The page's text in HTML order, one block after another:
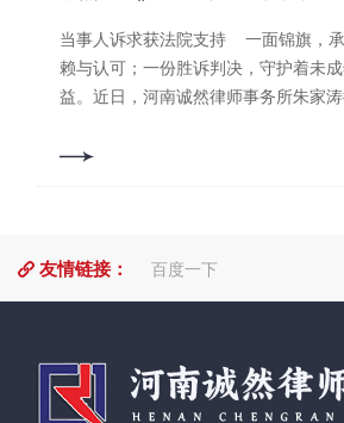
极作用。 撰稿：张 楚编辑：朱家涛审
当事人诉求获法院支持 一面锦旗，
赖与认可；一份胜诉判决，守护着未
益。近日，河南诚然律师事务所朱家
院审理后，当事人诉求获法院支持。孩
2020年经广东省某市某法院调解离婚
定，儿子张某归被告张先生抚养，被
生活，被告不仅长期拖欠两个孩子的
医疗费，更无固定职业和经济收入，
友情链接： 百度一下